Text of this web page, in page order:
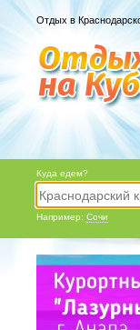
Отдых в
Куда едем?
Например: Сочи